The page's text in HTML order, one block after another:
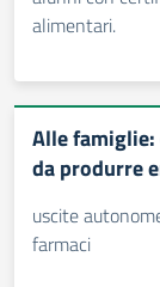
alimentari.
Alle
da produrre
uscite
farmaci